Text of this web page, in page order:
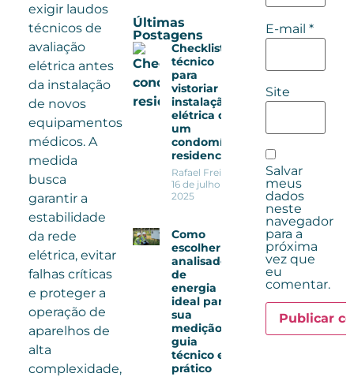
exigir laudos
técnicos de
avaliação
elétrica antes
da instalação
de novos
equipamentos
médicos. A
medida
busca
garantir a
estabilidade
da rede
elétrica, evitar
falhas críticas
e proteger a
operação de
aparelhos de
alta
complexidade,
Últimas
Postagens
Checklist
técnico
para
vistoriar a
instalação
elétrica de
um
condomínio
residencial
Rafael Freitas
16 de julho de
2025
Como
escolher o
analisador
de
energia
ideal para
sua
medição:
guia
técnico e
prático
E-mail*
Site
Salvar
meus
dados
neste
navegador
para a
próxima
vez que
eu
comentar.